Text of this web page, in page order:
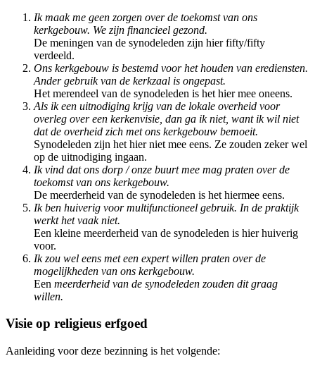
Ik maak me geen zorgen over de toekomst van ons
kerkgebouw. We zijn financieel gezond.
De meningen van de synodeleden zijn hier fifty/fifty
verdeeld.
Ons kerkgebouw is bestemd voor het houden van erediensten.
Ander gebruik van de kerkzaal is ongepast.
Het merendeel van de synodeleden is het hier mee oneens.
Als ik een uitnodiging krijg van de lokale overheid voor
overleg over een kerkenvisie, dan ga ik niet, want ik wil niet
dat de overheid zich met ons kerkgebouw bemoeit.
Synodeleden zijn het hier niet mee eens. Ze zouden zeker wel
op de uitnodiging ingaan.
Ik vind dat ons dorp / onze buurt mee mag praten over de
toekomst van ons kerkgebouw.
De meerderheid van de synodeleden is het hiermee eens.
Ik ben huiverig voor multifunctioneel gebruik. In de praktijk
werkt het vaak niet.
Een kleine meerderheid van de synodeleden is hier huiverig
voor.
Ik zou wel eens met een expert willen praten over de
mogelijkheden van ons kerkgebouw.
Een meerderheid van de synodeleden zouden dit graag
willen.
Visie op religieus erfgoed
Aanleiding voor deze bezinning is het volgende: